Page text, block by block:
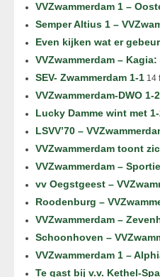
VVZwammerdam 1 –
Semper Altius 1 –
Even kijken wat er
VVZwammerdam – Kagia:
SEV- Zwammerdam 1-1 14
VVZwammerdam-DWO 1-2
Lucky Damme wint met 1-
LSVV’70 –
VVZwammerdam toont
VVZwammerdam –
vv Oegstgeest –
Roodenburg –
VVZwammerdam –
Schoonhoven –
VVZwammerdam 1 –
Te gast bij v.v. Kethel-